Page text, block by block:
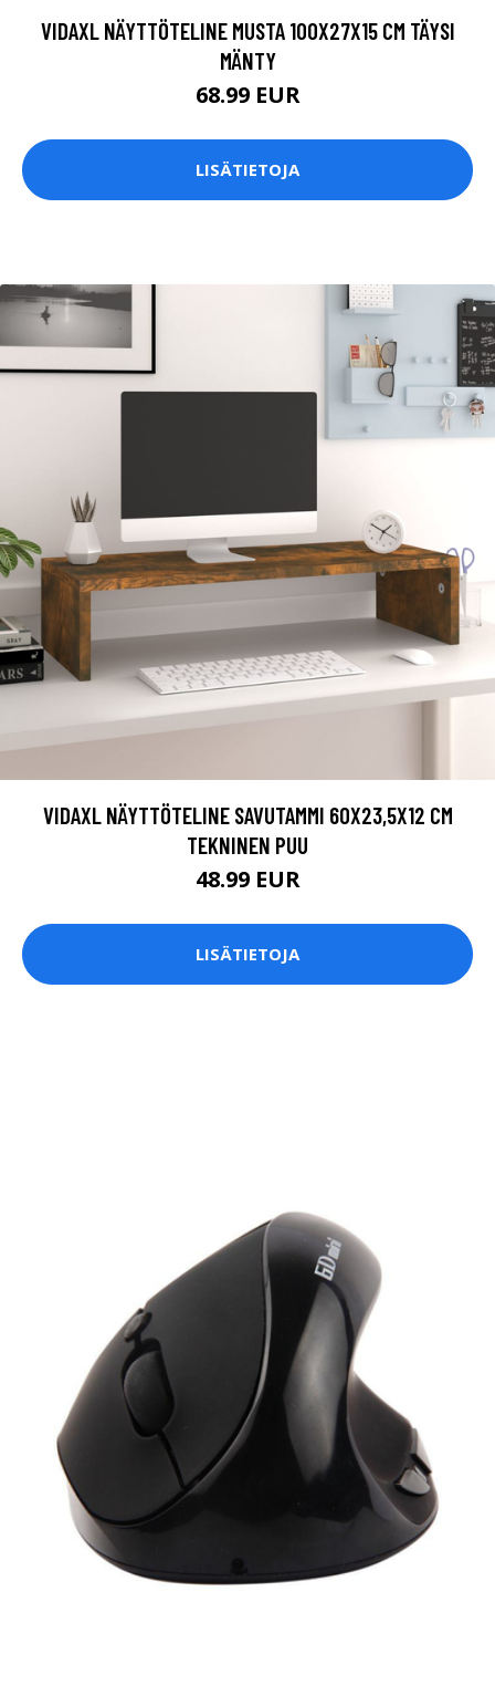
VIDAXL NÄYTTÖTELINE MUSTA 100X27X15 CM TÄYSI
MÄNTY
68.99 EUR
LISÄTIETOJA
VIDAXL NÄYTTÖTELINE SAVUTAMMI 60X23,5X12 CM
TEKNINEN PUU
48.99 EUR
LISÄTIETOJA